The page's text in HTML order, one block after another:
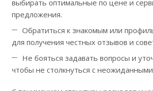
выбирать оптимальные по цене и
предложения.
Обратиться к знакомым или
для получения честных отзывов и
Не бояться задавать вопросы и
чтобы не столкнуться с